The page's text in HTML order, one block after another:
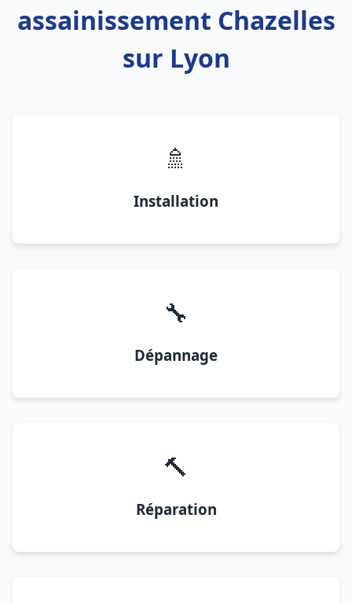
assainissement Chazelles
sur Lyon
🚿
Installation
🔧
Dépannage
🔨
Réparation